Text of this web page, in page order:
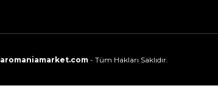
aromaniamarket.com - Tüm Hakları Saklıdır.